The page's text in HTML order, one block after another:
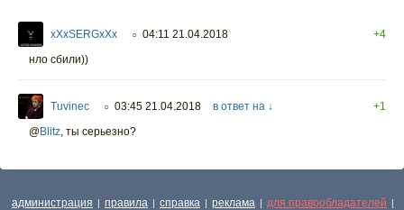
xXxSERGxXx ○ 04:11 21.04.2018
+4
нло сбили))
Tuvinec ○ 03:45 21.04.2018 в ответ на ↓
+1
@Blitz, ты серьезно?
администрация | правила | справка | реклама | для правообладателей |